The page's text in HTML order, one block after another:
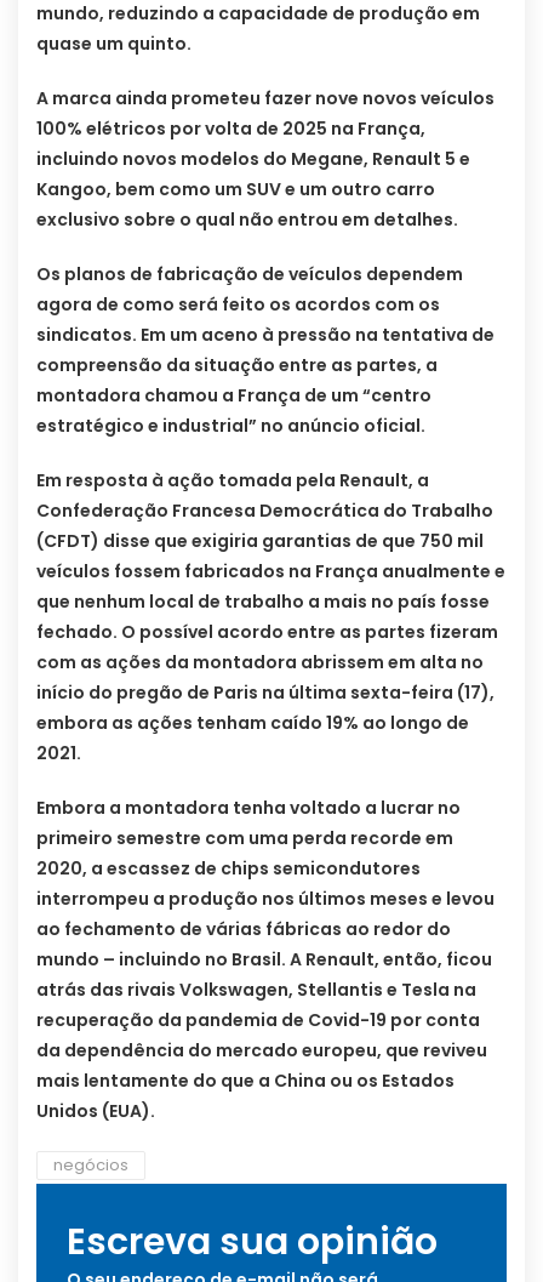
mundo, reduzindo a capacidade de produção em
quase um quinto.
A marca ainda prometeu fazer nove novos veículos
100% elétricos por volta de 2025 na França,
incluindo novos modelos do Megane, Renault 5 e
Kangoo, bem como um SUV e um outro carro
exclusivo sobre o qual não entrou em detalhes.
Os planos de fabricação de veículos dependem
agora de como será feito os acordos com os
sindicatos. Em um aceno à pressão na tentativa de
compreensão da situação entre as partes, a
montadora chamou a França de um “centro
estratégico e industrial” no anúncio oficial.
Em resposta à ação tomada pela Renault, a
Confederação Francesa Democrática do Trabalho
(CFDT) disse que exigiria garantias de que 750 mil
veículos fossem fabricados na França anualmente e
que nenhum local de trabalho a mais no país fosse
fechado. O possível acordo entre as partes fizeram
com as ações da montadora abrissem em alta no
início do pregão de Paris na última sexta-feira (17),
embora as ações tenham caído 19% ao longo de
2021.
Embora a montadora tenha voltado a lucrar no
primeiro semestre com uma perda recorde em
2020, a escassez de chips semicondutores
interrompeu a produção nos últimos meses e levou
ao fechamento de várias fábricas ao redor do
mundo – incluindo no Brasil. A Renault, então, ficou
atrás das rivais Volkswagen, Stellantis e Tesla na
recuperação da pandemia de Covid-19 por conta
da dependência do mercado europeu, que reviveu
mais lentamente do que a China ou os Estados
Unidos (EUA).
negócios
Escreva sua opinião